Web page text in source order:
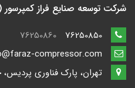
شرکت توسعه صنایع فراز کمپرسور
76250860
تهران، پارک فناوری پردیس، خیابان